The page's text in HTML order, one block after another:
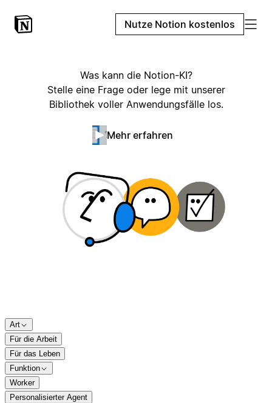
Nutze Notion kostenlos
Was kann die Notion-KI?
Stelle eine Frage oder lege mit unserer
Bibliothek voller Anwendungsfälle los.
Mehr erfahren
Art
Für die Arbeit
Für das Leben
Funktion
Worker
Personalisierter Agent